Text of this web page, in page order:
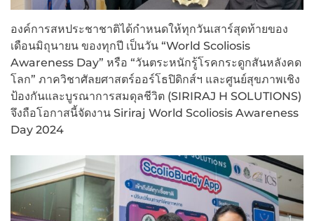
องค์การสหประชาชาติได้กำหนดให้ทุกวันเสาร์สุดท้ายของ
เดือนมิถุนายน ของทุกปี เป็นวัน “World Scoliosis
Awareness Day” หรือ “วันตระหนักรู้โรคกระดูกสันหลังคด
โลก” ภาควิชาศัลยศาสตร์ออร์โธปิดิกส์ฯ และศูนย์สุขภาพเชิง
ป้องกันและบูรณาการสมดุลชีวิต (SIRIRAJ H SOLUTIONS)
จึงถือโอกาสนี้จัดงาน Siriraj World Scoliosis Awareness
Day 2024